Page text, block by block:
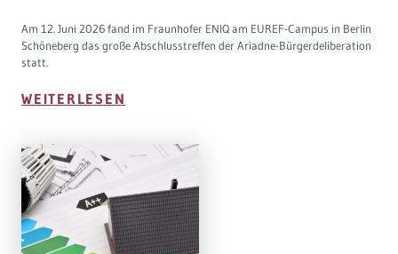
Am 12. Juni 2026 fand im Fraunhofer ENIQ am EUREF-Campus in Berlin
Schöneberg das große Abschlusstreffen der Ariadne-Bürgerdeliberation
statt.
WEITERLESEN